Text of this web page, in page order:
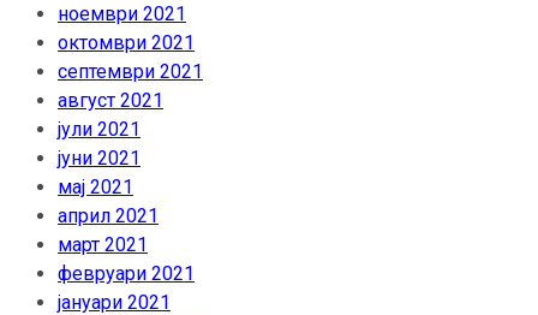
ноември 2021
октомври 2021
септември 2021
август 2021
јули 2021
јуни 2021
мај 2021
април 2021
март 2021
февруари 2021
јануари 2021